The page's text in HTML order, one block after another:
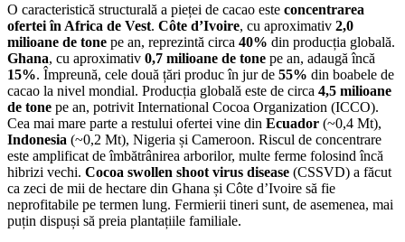
O caracteristică structurală a pieței de cacao este concentrarea
ofertei în Africa de Vest. Côte d’Ivoire, cu aproximativ 2,0
milioane de tone pe an, reprezintă circa 40% din producția globală.
Ghana, cu aproximativ 0,7 milioane de tone pe an, adaugă încă
15%. Împreună, cele două țări produc în jur de 55% din boabele de
cacao la nivel mondial. Producția globală este de circa 4,5 milioane
de tone pe an, potrivit International Cocoa Organization (ICCO).
Cea mai mare parte a restului ofertei vine din Ecuador (~0,4 Mt),
Indonesia (~0,2 Mt), Nigeria și Cameroon. Riscul de concentrare
este amplificat de îmbătrânirea arborilor, multe ferme folosind încă
hibrizi vechi. Cocoa swollen shoot virus disease (CSSVD) a făcut
ca zeci de mii de hectare din Ghana și Côte d’Ivoire să fie
neprofitabile pe termen lung. Fermierii tineri sunt, de asemenea, mai
puțin dispuși să preia plantațiile familiale.